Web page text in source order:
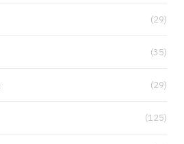
(29)
(35)
(29)
(125)